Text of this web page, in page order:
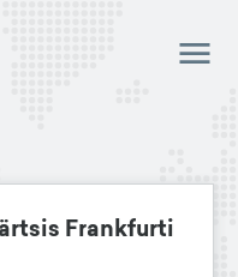
Frankfurti